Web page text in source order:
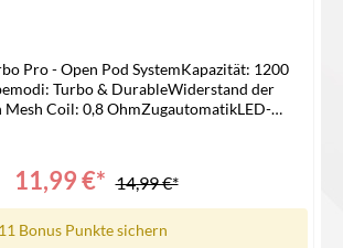
Pro - Open Pod SystemKapazität: 1200
Turbo & DurableWiderstand der
Coil: 0,8 OhmZugautomatikLED-
Turbo Pod mit integrierter Mesh Coil 0,8
MTL/RDL1x Bedienungsanleitung
11,99 €* 14,99 €*
11 Bonus Punkte sichern